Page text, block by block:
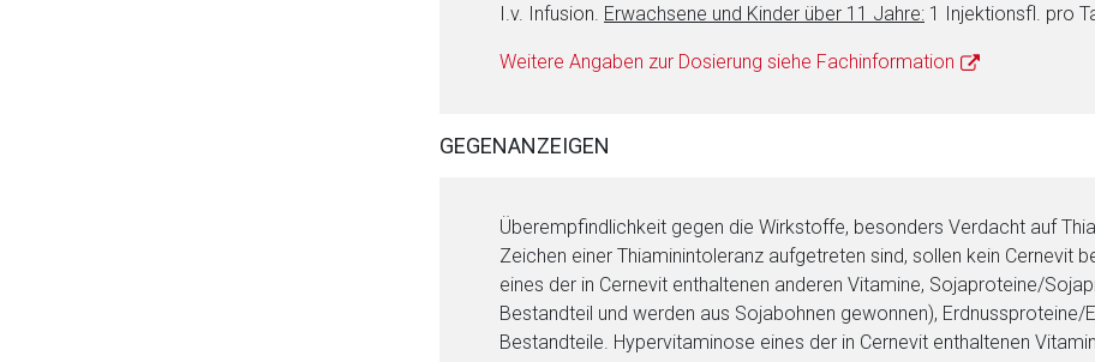
I.v. Infusion. Erwachsene und Kinder über 11 Jahre: 1 Injektionsfl. pro
Weitere Angaben zur Dosierung siehe Fachinformation
GEGENANZEIGEN
Überempfindlichkeit gegen die Wirkstoffe, besonders Verdacht auf
Zeichen einer Thiaminintoleranz aufgetreten sind, sollen kein Cernevit
eines der in Cernevit enthaltenen anderen Vitamine, Sojaproteine/
Bestandteil und werden aus Sojabohnen gewonnen),
Bestandteile. Hypervitaminose eines der in Cernevit enthaltenen